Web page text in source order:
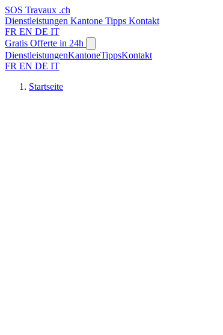
SOS Travaux .ch
Dienstleistungen Kantone Tipps Kontakt
FR EN DE IT
Gratis Offerte in 24h
DienstleistungenKantoneTippsKontakt
FR EN DE IT
Startseite